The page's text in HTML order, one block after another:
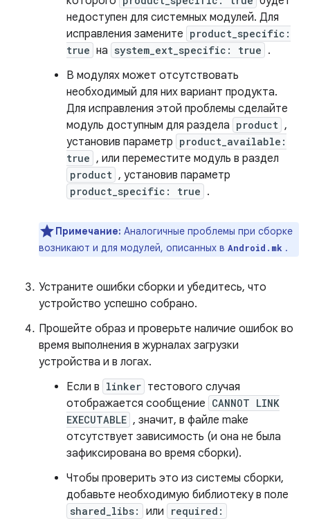
недоступен для системных модулей. Для
исправления замените product_specific:
true на system_ext_specific: true .
В модулях может отсутствовать
необходимый для них вариант продукта.
Для исправления этой проблемы сделайте
модуль доступным для раздела product ,
установив параметр product_available:
true , или переместите модуль в раздел
product , установив параметр
product_specific: true .
Примечание: Аналогичные проблемы при сборке
возникают и для модулей, описанных в Android.mk .
Устраните ошибки сборки и убедитесь, что
устройство успешно собрано.
Прошейте образ и проверьте наличие ошибок во
время выполнения в журналах загрузки
устройства и в логах.
Если в linker тестового случая
отображается сообщение CANNOT LINK
EXECUTABLE , значит, в файле make
отсутствует зависимость (и она не была
зафиксирована во время сборки).
Чтобы проверить это из системы сборки,
добавьте необходимую библиотеку в поле
shared_libs: или required: